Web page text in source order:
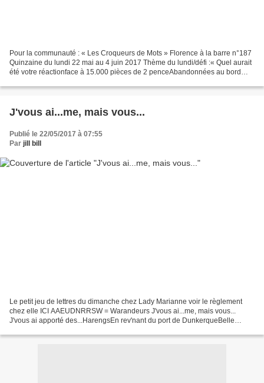
Pour la communauté : « Les Croqueurs de Mots » Florence à la barre n°187
Quinzaine du lundi 22 mai au 4 juin 2017 Thème du lundi/défi :« Quel aurait
été votre réactionface à 15.000 pièces de 2 penceAbandonnées au bord
J'vous ai...me, mais vous...
Publié le 22/05/2017 à 07:55
Par jill bill
Le petit jeu de lettres du dimanche chez Lady Marianne voir le règlement
chez elle ICI AAEUDNRRSW = Warandeurs J'vous ai...me, mais vous...
J'vous ai apporté des...HarengsEn rev'nant du port de DunkerqueBelle